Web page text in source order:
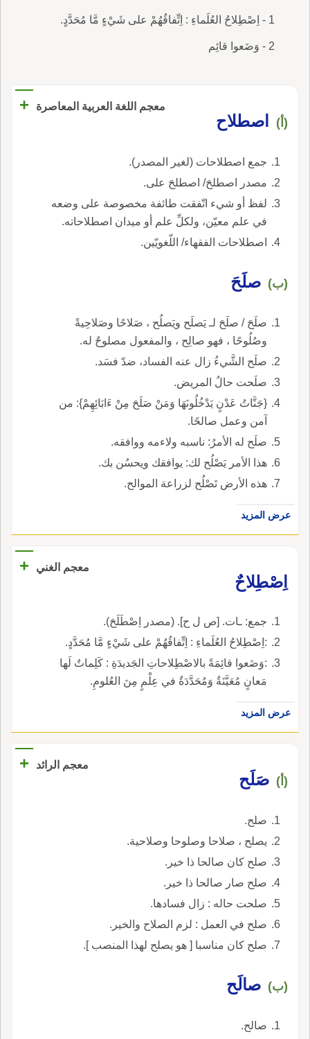
1 - اِصْطِلاحُ العُلَماءِ : اِتِّفاقُهُمْ على شَيْءٍ مَّا مُحَدَّدٍ.
2 - وَضَعوا قائِم
معجم اللغة العربية المعاصرة +
(أ) اصطلاح
جمع اصطلاحات (لغير المصدر).
مصدر اصطلحَ/ اصطلحَ على.
لفظ أو شيء اتّفقت طائفة مخصوصة على وضعه
في علم معيّن، ولكلِّ علم أو ميدان اصطلاحاته.
اصطلاحات الفقهاء/ اللّغويّين.
(ب) صلَحَ
صلَحَ / صلَحَ لـ يَصلَح ويَصلُح ، صَلاحًا وصَلاحِيةً
وصُلُوحًا ، فهو صالِح ، والمفعول مصلوحٌ له.
صلَح الشَّيءُ زال عنه الفساد، ضدّ فسَد.
صلَحت حالُ المريض.
{جَنَّاتُ عَدْنٍ يَدْخُلُونَهَا وَمَنْ صَلَحَ مِنْ ءَابَائِهِمْ}: من
آمن وعمل صالحًا.
صلَح له الأمرُ: ناسبه ولاءمه ووافقه.
هذا الأمر يَصْلُح لك: يوافقك ويحسُن بك.
هذه الأرض تَصْلُح لزراعة الموالح.
عرض المزيد
معجم الغني
+
اِصْطِلاحٌ
جمع: ـات. [ص ل ح]. (مصدر اِصْطَلَحَ).
:اِصْطِلاحُ العُلَماءِ : اِتِّفاقُهُمْ على شَيْءٍ مَّا مُحَدَّدٍ.
:وَضَعوا قائِمَةً بالاصْطِلاحاتِ الجَديدَةِ : كَلِماتٌ لَها
مَعانٍ مُعَيَّنَةٌ وَمُحَدَّدَةٌ في عِلْمٍ مِنَ العُلومِ.
عرض المزيد
معجم الرائد +
(أ) صَلَح
صلح.
يصلح ، صلاحا وصلوحا وصلاحية.
صلح كان صالحا ذا خير.
صلح صار صالحا ذا خير.
صلحت حاله : زال فسادها.
صلح في العمل : لزم الصلاح والخير.
صلح كان مناسبا [ هو يصلح لهذا المنصب ].
(ب) صالَح
صالح.